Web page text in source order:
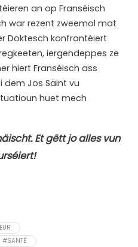
an op Franséisch
war rezent zweemol mat
Doktesch konfrontéiert
iergendeppes ze
hiert Franséisch ass
dem Jos Säint vu
huet mech
Et gëtt jo alles vun
#SANTÉ